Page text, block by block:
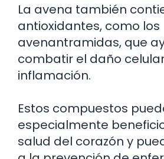
La avena también
antioxidantes, como los
avenantramidas, que
combatir el daño
inflamación.
Estos compuestos
especialmente
salud del corazón y